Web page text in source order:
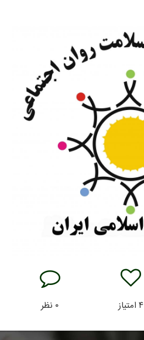
۴امتیاز ۰ نظر